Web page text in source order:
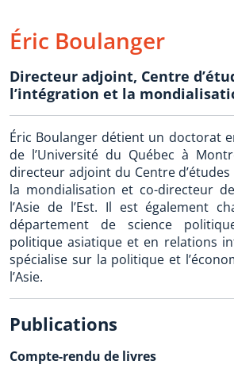
Éric Boulanger
Directeur adjoint, Centre
l’intégration et la
Éric Boulanger détient un doctorat
de l’Université du Québec à
directeur adjoint du Centre
la mondialisation et co-directeur
l’Asie de l’Est. Il est également
département de science
politique asiatique et en relations
spécialise sur la politique et
l’Asie.
Publications
Compte-rendu de livres